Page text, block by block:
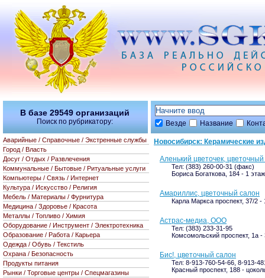
Везде Название
Новосибирск: Керамические
Аленький цветочек,
Тел: (383) 260-00-31 (факс)
Бориса Богаткова, 184 - 1 этаж
Амариллис, цветочный салон
Карла Маркса проспект, 37/2
Астрас-медиа, ООО
Тел: (383) 233-31-95
Комсомольский проспект, 1а -
Бис!, цветочный салон
Тел: 8-913-760-54-66, 8-913-
Красный проспект, 188 -
В базе 29549 организаций
Поиск по рубрикатору:
Аварийные / Справочные / Экстренные службы
Город / Власть
Досуг / Отдых / Развлечения
Коммунальные / Бытовые / Ритуальные услуги
Компьютеры / Связь / Интернет
Культура / Искусство / Религия
Мебель / Материалы / Фурнитура
Медицина / Здоровье / Красота
Металлы / Топливо / Химия
Оборудование / Инструмент / Электротехника
Образование / Работа / Карьера
Одежда / Обувь / Текстиль
Охрана / Безопасность
Продукты питания
Рынки / Торговые центры / Спецмагазины